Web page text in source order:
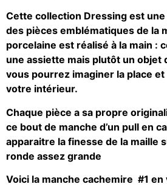
Cette collection Dressing est
des pièces emblématiques de la
porcelaine est réalisé à la main :
une assiette mais plutôt un objet
vous pourrez imaginer la place et
votre intérieur.
Chaque pièce a sa propre
ce bout de manche d’un pull en
apparaitre la finesse de la maille
ronde assez grande
Voici la manche cachemire #1